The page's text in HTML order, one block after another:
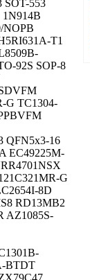
SOT-553
NOPB
T1
92S SOP-8
G TC1304-
QFN5x3-16
EC49225M-
G
8D
RD13MB2
AZ1085S-
BTDT